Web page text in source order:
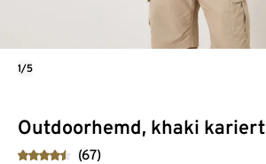
Outdoorhemd, khaki kariert
(67)
1/5